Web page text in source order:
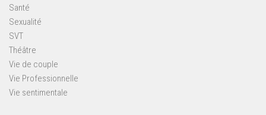
Santé
Sexualité
SVT
Théâtre
Vie de couple
Vie Professionnelle
Vie sentimentale